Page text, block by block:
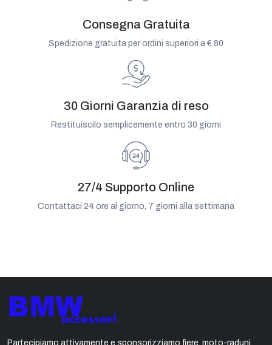
Consegna Gratuita
Spedizione gratuita per ordini superiori a € 80
30 Giorni Garanzia di reso
Restituiscilo semplicemente entro 30 giorni
27/4 Supporto Online
Contattaci 24 ore al giorno, 7 giorni alla settimana
Partecipiamo attivamente e sponsorizziamo fiere, moto-raduni,